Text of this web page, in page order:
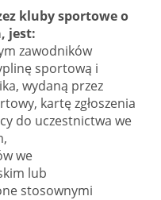
kluby sportowe o
jest:
zawodników
sportową i
wydaną przez
kartę zgłoszenia
do uczestnictwa we
we
lub
stosownymi